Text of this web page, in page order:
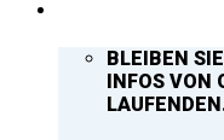
BLEIBEN
INFOS VON